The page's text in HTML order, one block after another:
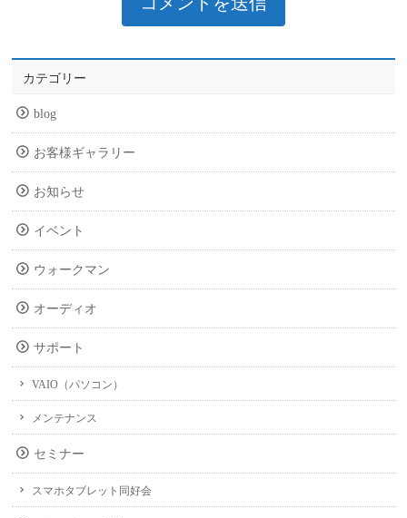
カテゴリー
blog
お客様ギャラリー
お知らせ
イベント
ウォークマン
オーディオ
サポート
VAIO（パソコン）
メンテナンス
セミナー
スマホタブレット同好会